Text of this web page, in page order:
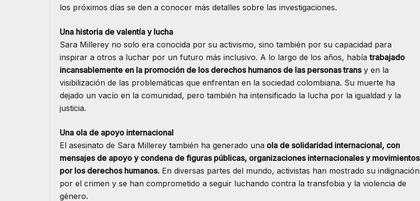
los próximos días se den a conocer más detalles sobre las investigaciones.
Una historia de valentía y lucha
Sara Millerey no solo era conocida por su activismo, sino también por su capacidad para
inspirar a otros a luchar por un futuro más inclusivo. A lo largo de los años, habíatrabajado
incansablemente en la promoción de los derechos humanos de las personas transy en la
visibilización de las problemáticas que enfrentan en la sociedad colombiana. Su muerte ha
dejado un vacío en la comunidad, pero también ha intensificado la lucha por la igualdad y la
justicia.
Una ola de apoyo internacional
El asesinato de Sara Millerey también ha generado una ola de solidaridad internacional, con
mensajes de apoyo y condena de figuras públicas, organizaciones internacionales y movimientos
por los derechos humanos. En diversas partes del mundo, activistas han mostrado su indignación
por el crimen y se han comprometido a seguir luchando contra la transfobia y la violencia de
género.